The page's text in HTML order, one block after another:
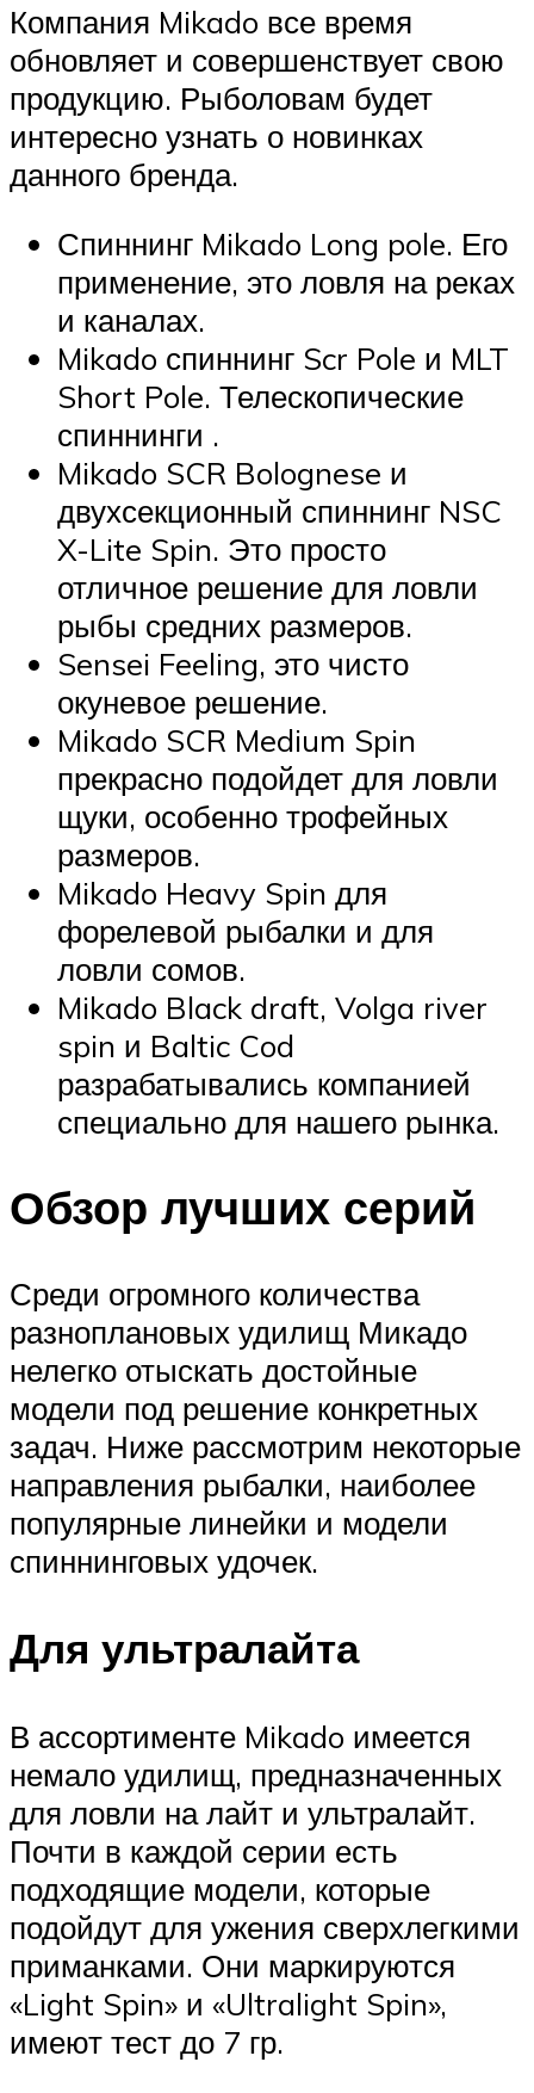
Компания Mikado все время
обновляет и совершенствует свою
продукцию. Рыболовам будет
интересно узнать о новинках
данного бренда.
Спиннинг Mikado Long pole. Его
применение, это ловля на реках
и каналах.
Mikado спиннинг Scr Pole и MLT
Short Pole. Телескопические
спиннинги .
Mikado SCR Bolognese и
двухсекционный спиннинг NSC
X-Lite Spin. Это просто
отличное решение для ловли
рыбы средних размеров.
Sensei Feeling, это чисто
окуневое решение.
Mikado SCR Medium Spin
прекрасно подойдет для ловли
щуки, особенно трофейных
размеров.
Mikado Heavy Spin для
форелевой рыбалки и для
ловли сомов.
Mikado Black draft, Volga river
spin и Baltic Cod
разрабатывались компанией
специально для нашего рынка.
Обзор лучших серий
Среди огромного количества
разноплановых удилищ Микадо
нелегко отыскать достойные
модели под решение конкретных
задач. Ниже рассмотрим некоторые
направления рыбалки, наиболее
популярные линейки и модели
спиннинговых удочек.
Для ультралайта
В ассортименте Mikado имеется
немало удилищ, предназначенных
для ловли на лайт и ультралайт.
Почти в каждой серии есть
подходящие модели, которые
подойдут для ужения сверхлегкими
приманками. Они маркируются
«Light Spin» и «Ultralight Spin»,
имеют тест до 7 гр.